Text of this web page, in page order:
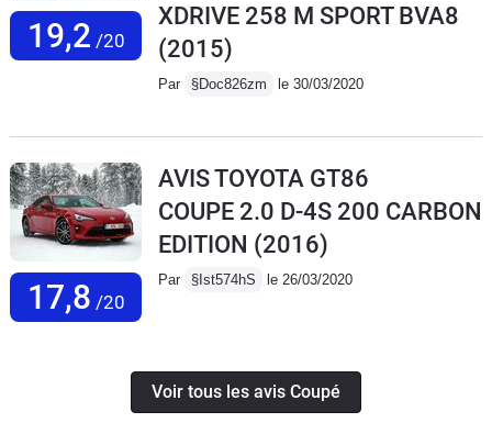
19,2 /20
XDRIVE 258 M SPORT BVA8
(2015)
Par §Doc826zm le 30/03/2020
17,8 /20
AVIS TOYOTA GT86
COUPE 2.0 D-4S 200 CARBON
EDITION (2016)
Par §Ist574hS le 26/03/2020
Voir tous les avis Coupé